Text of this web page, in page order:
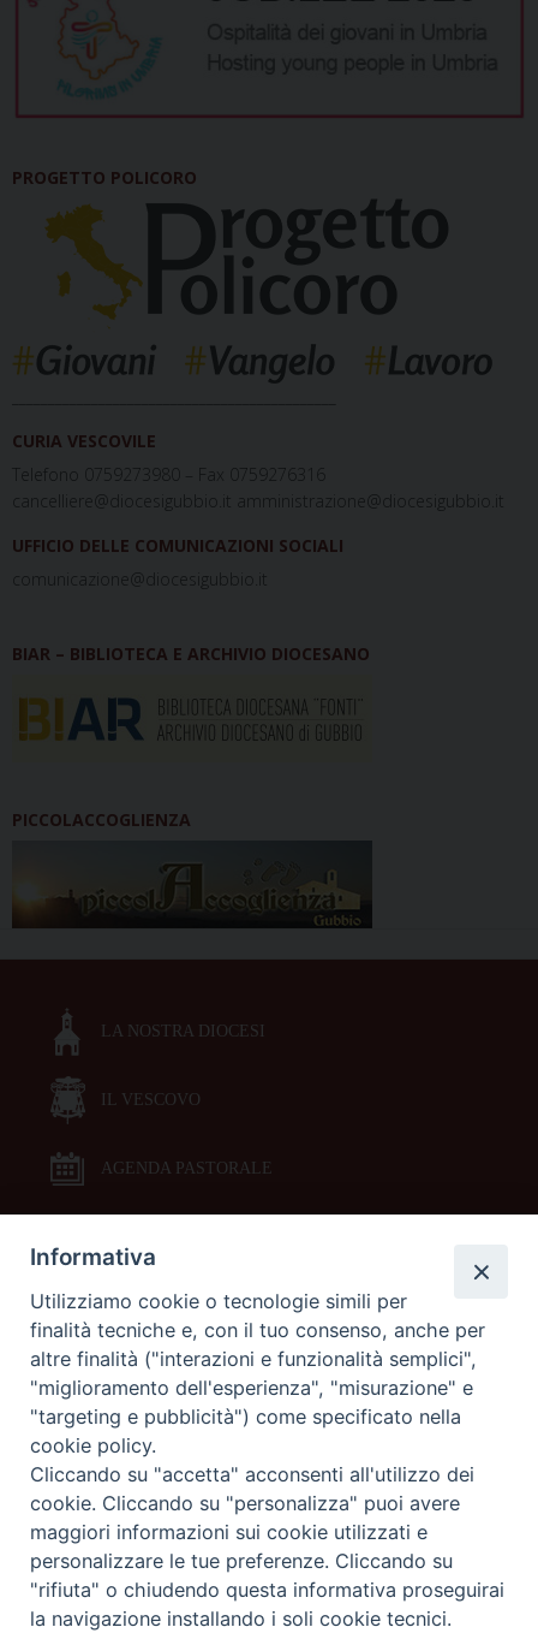
PROGETTO POLICORO
CURIA VESCOVILE
Telefono 0759273980 – Fax 0759276316
cancelliere@diocesigubbio.it amministrazione@diocesigubbio.it
UFFICIO DELLE COMUNICAZIONI SOCIALI
comunicazione@diocesigubbio.it
BIAR – BIBLIOTECA E ARCHIVIO DIOCESANO
PICCOLACCOGLIENZA
LA NOSTRA DIOCESI
IL VESCOVO
AGENDA PASTORALE
DOCUMENTI PASTORALI
ORARI MESSE
LITURGIA DELLE ORE
GALLERIE FOTOGRAFICHE
GALLERIE VIDEO
Informativa
Utilizziamo cookie o tecnologie simili per
finalità tecniche e, con il tuo consenso, anche per
altre finalità ("interazioni e funzionalità semplici",
"miglioramento dell'esperienza", "misurazione" e
"targeting e pubblicità") come specificato nella
cookie policy.
Cliccando su "accetta" acconsenti all'utilizzo dei
cookie. Cliccando su "personalizza" puoi avere
maggiori informazioni sui cookie utilizzati e
personalizzare le tue preferenze. Cliccando su
"rifiuta" o chiudendo questa informativa proseguirai
la navigazione installando i soli cookie tecnici.